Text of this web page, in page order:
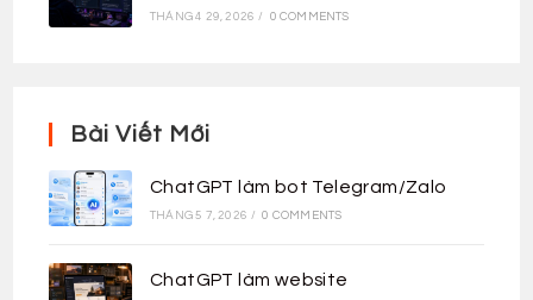
THÁNG 4 29, 2026 / 0 COMMENTS
Bài Viết Mới
ChatGPT làm bot Telegram/Zalo
THÁNG 5 7, 2026 / 0 COMMENTS
ChatGPT làm website